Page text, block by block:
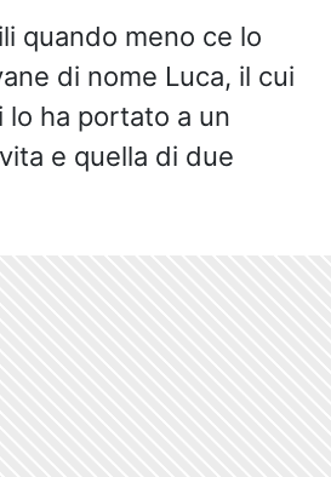
quando meno ce lo
di nome Luca, il cui
lo ha portato a un
e quella di due